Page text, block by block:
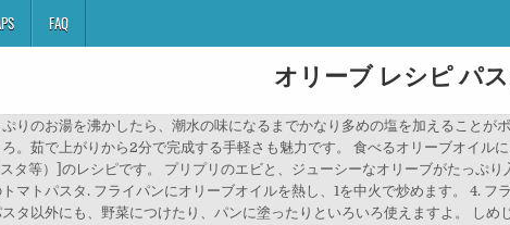
FAQ
オリーブ レシピ パ
りのお湯を沸かしたら、潮水の味になるまでかなり多めの塩を加えることが
。茹で上がりから2分で完成する手軽さも魅力です。 食べるオリーブオイル
タ等）]のレシピです。 プリプリのエビと、ジューシーなオリーブがたっぷ
マトパスタ. フライパンにオリーブオイルを熱し、1を中火で炒めます。 4.
タ以外にも、野菜につけたり、パンに塗ったりといろいろ使えますよ。 し